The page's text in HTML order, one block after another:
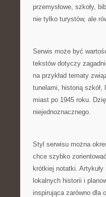
przemysłowe, szkoły,
nie tylko turystów, ale
Serwis może być
tekstów dotyczy
na przykład tematy
tunelami, historią
miast po 1945 roku.
niejednoznacznego.
Styl serwisu można
chce szybko
krótkiej notatki.
lokalnych historii i
inspirująca zarówno dla